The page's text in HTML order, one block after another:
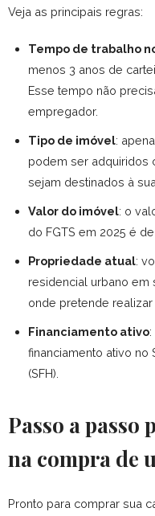
Veja as principais regras:
Tempo de trabalho
menos 3 anos de
Esse tempo não
empregador.
Tipo de imóvel:
podem ser adquiridos
sejam destinados à
Valor do imóvel: o
do FGTS em 2025 é de
Propriedade atual:
residencial urbano em
onde pretende realizar
Financiamento ativo
financiamento ativo no
(SFH).
Passo a passo
na compra de
Pronto para comprar sua